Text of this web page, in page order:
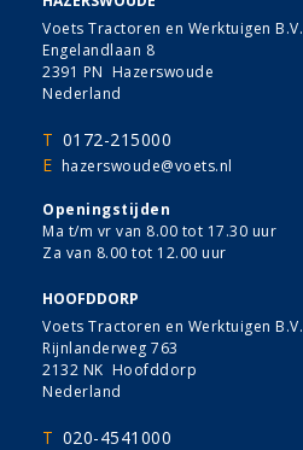
Voets Tractoren en Werktuigen B.V.
Engelandlaan 8
2391 PN Hazerswoude
Nederland
T 0172-215000
E hazerswoude@voets.nl
Openingstijden
Ma t/m vr van 8.00 tot 17.30 uur
Za van 8.00 tot 12.00 uur
HOOFDDORP
Voets Tractoren en Werktuigen B.V.
Rijnlanderweg 763
2132 NK Hoofddorp
Nederland
T 020-4541000